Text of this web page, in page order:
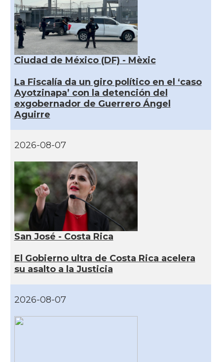
Ciudad de México (DF) - Mèxic
La Fiscalía da un giro político en el ‘caso
Ayotzinapa’ con la detención del
exgobernador de Guerrero Ángel
Aguirre
2026-08-07
San José - Costa Rica
El Gobierno ultra de Costa Rica acelera
su asalto a la Justicia
2026-08-07